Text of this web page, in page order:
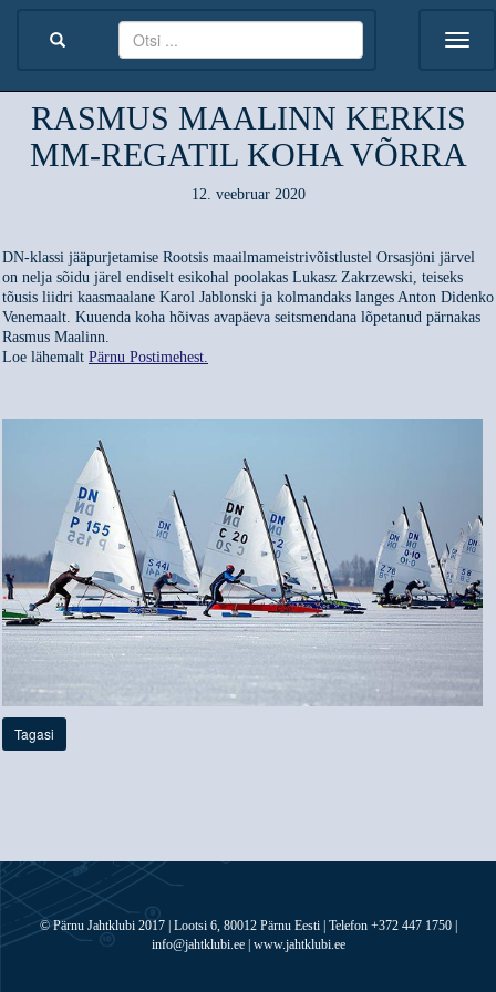
RASMUS MAALINN KERKIS
MM-REGATIL KOHA VÕRRA
12. veebruar 2020
DN-klassi jääpurjetamise Rootsis maailmameistrivõistlustel Orsasjöni järvel
on nelja sõidu järel endiselt esikohal poolakas Lukasz Zakrzewski, teiseks
tõusis liidri kaasmaalane Karol Jablonski ja kolmandaks langes Anton Didenko
Venemaalt. Kuuenda koha hõivas avapäeva seitsmendana lõpetanud pärnakas
Rasmus Maalinn.
Loe lähemalt Pärnu Postimehest.
Tagasi
© Pärnu Jahtklubi 2017 | Lootsi 6, 80012 Pärnu Eesti | Telefon +372 447 1750 |
info@jahtklubi.ee | www.jahtklubi.ee